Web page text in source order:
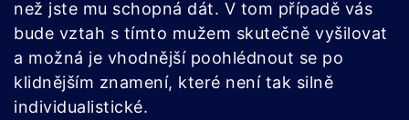
než jste mu schopná dát. V tom případě vás
bude vztah s tímto mužem skutečně vyšilovat
a možná je vhodnější poohlédnout se po
klidnějším znamení, které není tak silně
individualistické.